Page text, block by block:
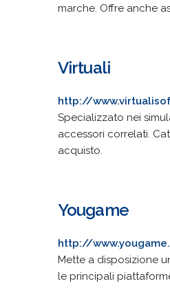
marche. Offre anche
Virtuali
http://
Specializzato nei
accessori correlati.
acquisto.
Yougame
http://
Mette a disposizione
le principali